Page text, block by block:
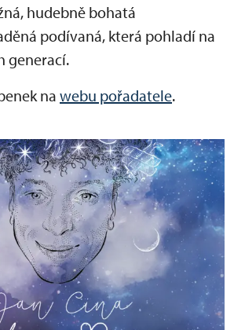
hudebně bohatá
podívaná, která pohladí na
generací.
na webu pořadatele.